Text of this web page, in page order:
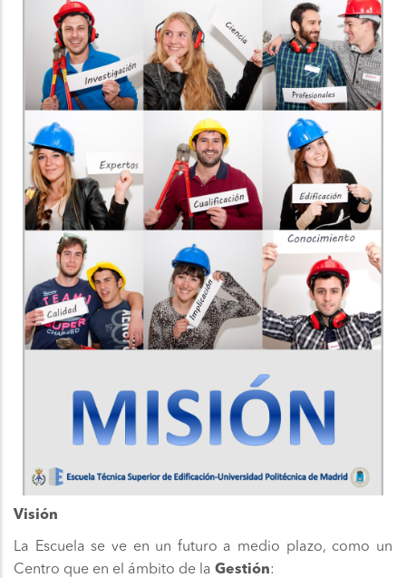
Visión
La Escuela se ve en un futuro a medio plazo, como un
Centro que en el ámbito de la Gestión: